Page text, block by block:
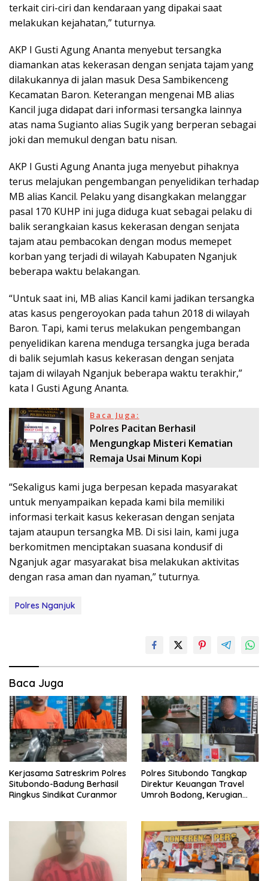
terkait ciri-ciri dan kendaraan yang dipakai saat
melakukan kejahatan,” tuturnya.
AKP I Gusti Agung Ananta menyebut tersangka
diamankan atas kekerasan dengan senjata tajam yang
dilakukannya di jalan masuk Desa Sambikenceng
Kecamatan Baron. Keterangan mengenai MB alias
Kancil juga didapat dari informasi tersangka lainnya
atas nama Sugianto alias Sugik yang berperan sebagai
joki dan memukul dengan batu nisan.
AKP I Gusti Agung Ananta juga menyebut pihaknya
terus melajukan pengembangan penyelidikan terhadap
MB alias Kancil. Pelaku yang disangkakan melanggar
pasal 170 KUHP ini juga diduga kuat sebagai pelaku di
balik serangkaian kasus kekerasan dengan senjata
tajam atau pembacokan dengan modus memepet
korban yang terjadi di wilayah Kabupaten Nganjuk
beberapa waktu belakangan.
“Untuk saat ini, MB alias Kancil kami jadikan tersangka
atas kasus pengeroyokan pada tahun 2018 di wilayah
Baron. Tapi, kami terus melakukan pengembangan
penyelidikan karena menduga tersangka juga berada
di balik sejumlah kasus kekerasan dengan senjata
tajam di wilayah Nganjuk beberapa waktu terakhir,”
kata I Gusti Agung Ananta.
Baca Juga:
Polres Pacitan Berhasil
Mengungkap Misteri Kematian
Remaja Usai Minum Kopi
“Sekaligus kami juga berpesan kepada masyarakat
untuk menyampaikan kepada kami bila memiliki
informasi terkait kasus kekerasan dengan senjata
tajam ataupun tersangka MB. Di sisi lain, kami juga
berkomitmen menciptakan suasana kondusif di
Nganjuk agar masyarakat bisa melakukan aktivitas
dengan rasa aman dan nyaman,” tuturnya.
Polres Nganjuk
Baca Juga
Kerjasama Satreskrim Polres
Situbondo-Badung Berhasil
Ringkus Sindikat Curanmor
Polres Situbondo Tangkap
Direktur Keuangan Travel
Umroh Bodong, Kerugian